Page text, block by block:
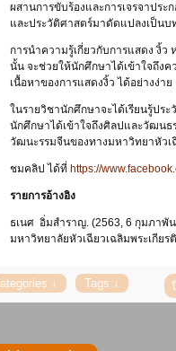
ผสานการขับร้องและการเจรจาปร
และประวัติศาสตร์มาดัดแปลงเป็นบ
การนำความรู้เกี่ยวกับการแสดง งิ้
นั้น จะช่วยให้นักศึกษาได้เข้าใจถึง
เนื้อหาของการแสดงงิ้ว ได้อย่างง่า
ในรายวิชานักศึกษาจะได้เรียนรู้ปร
นักศึกษาได้เข้าใจถึงศิลปและวัฒนธ
วัฒนะรรมจีนของทางมหาวิทยาหัวเ
ชมคลิป ได้ที่ https://
รายการอ้างอิง
ธเนศ อิ่มสำราญ. (2563, 6 กุมภาพั
มหาวิทยาลัยหัวเฉียวเฉลิมพระเกีย